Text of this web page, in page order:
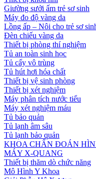
Giường sưởi ấm trẻ sơ sinh
Máy đo độ vàng da
Lồng ấp – Nôi cho trẻ sơ
Đèn chiếu vàng da
Thiết bị phòng thí nghiệm
Tủ an toàn sinh học
Tủ cấy vô trùng
Tủ hút hơi hóa chất
Thiết bị vệ sinh phòng
Thiết bị xét nghiệm
Máy phân tích nước tiểu
Máy xét nghiệm máu
Tủ bảo quản
Tủ lạnh âm sâu
Tủ lạnh bảo quản
KHOA CHẨN ĐOÁN
MÁY X-QUANG
Thiết bị thăm dò chức năng
Mô Hình Y Khoa